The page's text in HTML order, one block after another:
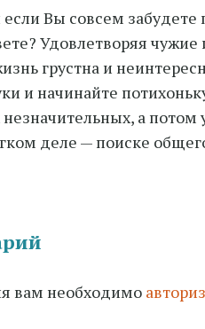
Вы совсем забудете
Удовлетворяя
грустна и
и начинайте
а потом
деле — поиске
вам необходимо